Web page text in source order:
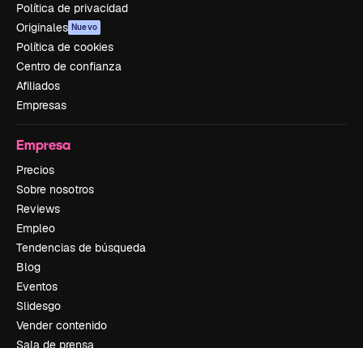
Política de privacidad
Originales Nuevo
Política de cookies
Centro de confianza
Afiliados
Empresas
Empresa
Precios
Sobre nosotros
Reviews
Empleo
Tendencias de búsqueda
Blog
Eventos
Slidesgo
Vender contenido
Sala de prensa